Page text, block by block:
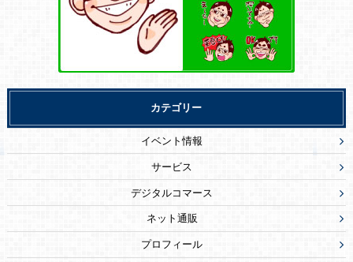
カテゴリー
イベント情報
サービス
デジタルコマース
ネット通販
プロフィール